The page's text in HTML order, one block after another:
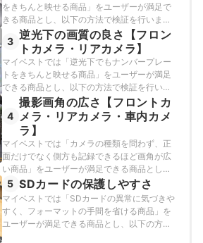
をきちんと映せる商品」をユーザーが満足で
きる商品とし、以下の方法で検証を行いまし
3 逆光下の画質の良さ【フロン
トカメラ・リアカメラ】
マイベストでは「逆光下でもナンバープレー
トをきちんと映せる商品」をユーザーが満足
できる商品とし、以下の方法で検証を行いま
した。
4
撮影画角の広さ【フロントカ
メラ・リアカメラ・車内カメ
ラ】
マイベストでは「カメラの種類を問わず、正
面だけでなく側方も記録できるほど画角が広
い商品」をユーザーが満足できる商品とし、
以下の方法で検証を行いました。
5 SDカードの保護しやすさ
マイベストでは「SDカードの異常に気づきや
すく、フォーマットの手間を省ける商品」を
ユーザーが満足できる商品とし、以下の方法